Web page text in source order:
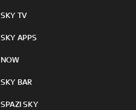
SKY TV
SKY APPS
NOW
SKY BAR
SPAZI SKY